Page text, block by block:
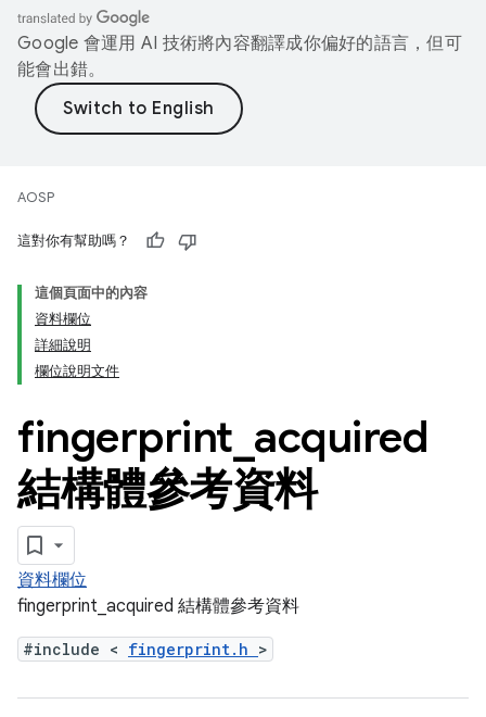
Google 會運用 AI 技術將內容翻譯成你偏好的語言，但可
能會出錯。
AOSP
這對你有幫助嗎？
這個頁面中的內容
資料欄位
詳細說明
欄位說明文件
fingerprint acquired
結構體參考資料
資料欄位
fingerprint_acquired 結構體參考資料
#include < fingerprint.h >